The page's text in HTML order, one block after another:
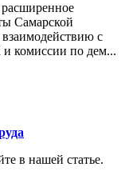
расширенное
Самарской
взаимодействию с
комиссии по дем...
в нашей статье.